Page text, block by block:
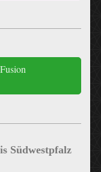
Südwestpfalz